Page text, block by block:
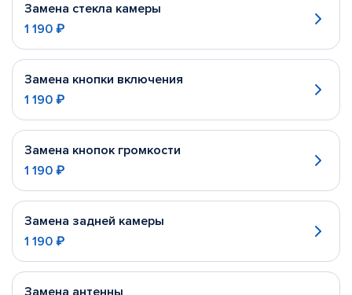
Замена стекла камеры
1 190 ₽
Замена кнопки включения
1 190 ₽
Замена кнопок громкости
1 190 ₽
Замена задней камеры
1 190 ₽
Замена антенны